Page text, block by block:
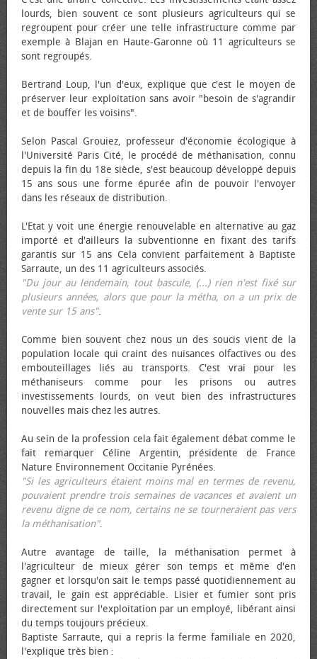
lourds, bien souvent ce sont plusieurs agriculteurs qui se
regroupent pour créer une telle infrastructure comme par
exemple à Blajan en Haute-Garonne où 11 agriculteurs se
sont regroupés.
Bertrand Loup, l'un d'eux, explique que c'est le moyen de
préserver leur exploitation sans avoir "besoin de s'agrandir
et de bouffer les voisins".
Selon Pascal Grouiez, professeur d'économie écologique à
l'Université Paris Cité, le procédé de méthanisation, connu
depuis la fin du 18e siècle, s'est beaucoup développé depuis
15 ans sous une forme épurée afin de pouvoir l'envoyer
dans les réseaux de distribution.
L'Etat y voit une énergie renouvelable en alternative au gaz
importé et d'ailleurs la subventionne en fixant des tarifs
garantis sur 15 ans Cela convient parfaitement à Baptiste
Sarraute, un des 11 agriculteurs associés.
"Du jour au lendemain, tout bascule, (...) rien n'est fixé sur
plusieurs années, alors que pour la métha, on a un prix de
vente sur 15 ans".
Comme bien souvent chez nous un des soucis vient de la
population locale qui craint des nuisances olfactives ou des
embouteillages liés au transports. C'est vrai pour les
méthaniseurs comme pour les prisons ou autres
investissements lourds, on veut bien des infrastructures
nouvelles mais chez les autres.
Au sein de la profession cela fait également débat comme le
fait remarquer Céline Argentin, présidente de France
Nature Environnement Occitanie Pyrénées.
"Si les agriculteurs étaient moins mal en termes de revenu,
pouvaient prendre trois semaines de vacances et avaient un
revenu digne de ce nom, certains ne se tourneraient pas vers
la méthanisation".
Autre avantage de taille, la méthanisation permet à
l'agriculteur de mieux gérer son temps et même d'en
gagner et lorsqu'on sait le temps passé quotidiennement au
travail, le gain est appréciable. Lisier et fumier sont pris
directement sur l'exploitation par un employé, libérant ainsi
du temps toujours précieux.
Baptiste Sarraute, qui a repris la ferme familiale en 2020,
l'explique très bien :